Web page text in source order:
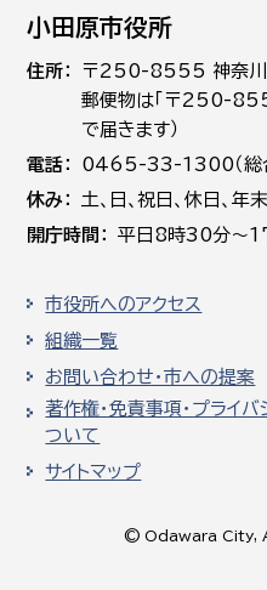
小田原市役所
住所
〒250-8555 神奈川
郵便物は「〒250-
で届きます）
電話
0465-33-1300（総
休み
土､日､祝日、休日、
開庁時間
平日8時30分～
市役所へのアクセス
組織一覧
お問い合わせ・市への提案
著作権・免責事項・プライバ
ついて
サイトマップ
© Odawara City,